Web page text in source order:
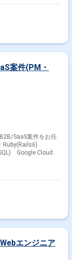
ミドルウェア：
案件(PM・
SaaS案件をお任
Google Cloud
■CI/CD：
エンジニア